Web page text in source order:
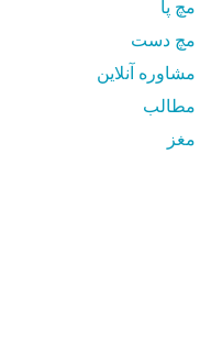
مچ پا
مچ دست
مشاوره آنلاین
مطالب
مغز